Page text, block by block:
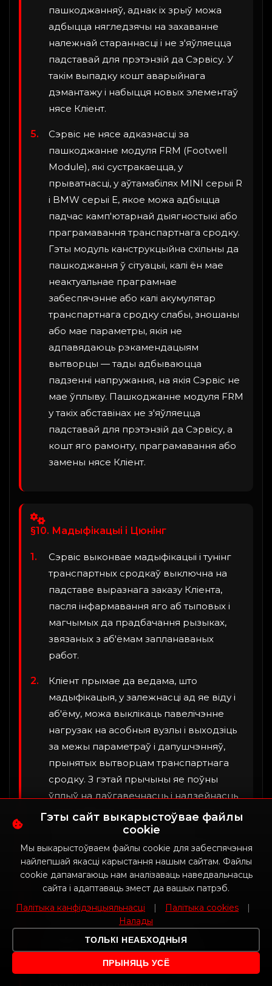
пашкоджанняў, аднак іх зрыў можа
адбыцца нягледзячы на захаванне
належнай стараннасці і не з'яўляецца
падставай для прэтэнзій да Сэрвісу. У
такім выпадку кошт аварыйнага
дэмантажу і набыцця новых элементаў
нясе Кліент.
Сэрвіс не нясе адказнасці за
пашкоджанне модуля FRM (Footwell
Module), які сустракаецца, у
прыватнасці, у аўтамабілях MINI серыі R
і BMW серыі E, якое можа адбыцца
падчас камп'ютарнай дыягностыкі або
праграмавання транспартнага сродку.
Гэты модуль канструкцыйна схільны да
пашкоджання ў сітуацыі, калі ён мае
неактуальнае праграмнае
забеспячэнне або калі акумулятар
транспартнага сродку слабы, зношаны
або мае параметры, якія не
адпавядаюць рэкамендацыям
вытворцы — тады адбываюцца
падзенні напружання, на якія Сэрвіс не
мае ўплыву. Пашкоджанне модуля FRM
у такіх абставінах не з'яўляецца
падставай для прэтэнзій да Сэрвісу, а
кошт яго рамонту, праграмавання або
замены нясе Кліент.
§10. Мадыфікацыі і Цюнінг
Сэрвіс выконвае мадыфікацыі і тунінг
транспартных сродкаў выключна на
падставе выразнага заказу Кліента,
пасля інфармавання яго аб тыповых і
магчымых да прадбачання рызыках,
звязаных з аб'ёмам запланаваных
работ.
Кліент прымае да ведама, што
мадыфікацыя, у залежнасці ад яе віду і
аб'ёму, можа выклікаць павелічэнне
нагрузак на асобныя вузлы і выходзіць
за межы параметраў і дапушчэнняў,
прынятых вытворцам транспартнага
сродку. З гэтай прычыны яе поўны
ўплыў на даўгавечнасць і надзейнасць
транспартнага сродку немагчыма ў
поўнай меры прадбачыць або
гарантаваць, у прыватнасці з увагі на
ўзрост, прабег, ранейшы спосаб
эксплуатацыі, папярэднія рамонты і
мадыфікацыі, а таксама фактычны
тэхнічны стан транспартнага сродку.
Сэрвіс абавязуецца выканаць
заказаныя работы з належнай
стараннасцю, згодна з актуальнымі
Гэты сайт выкарыстоўвае файлы
cookie
Мы выкарыстоўваем файлы cookie для забеспячэння
найлепшай якасці карыстання нашым сайтам. Файлы
cookie дапамагаюць нам аналізаваць наведвальнасць
сайта і адаптаваць змест да вашых патрэб.
Палітыка канфідэнцыяльнасці
| Палітыка cookies
|
Налады
ТОЛЬКІ НЕАБХОДНЫЯ
ПРЫНЯЦЬ УСЁ